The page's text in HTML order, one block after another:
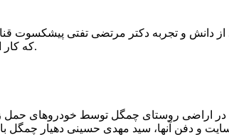
که کار احیا با حفر یک چاه ۲ متری و یک راهرو افقی ۲ متری صورت گرفت.
در اراضی روستای چمگل توسط خودروهای حمل